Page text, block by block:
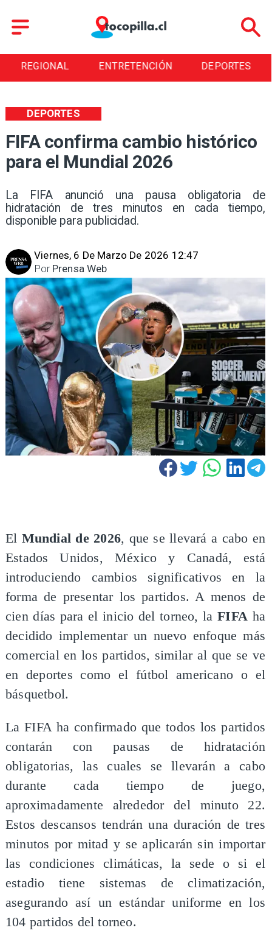
REGIONAL ENTRETENCIÓN DEPORTES
FIFA confirma cambio histórico
para el Mundial 2026
La FIFA anunció una pausa obligatoria de
hidratación de tres minutos en cada tiempo,
disponible para publicidad.
DEPORTES
Viernes, 6 De Marzo De 2026 12:47
Prensa Web
Por
El Mundial de 2026, que se llevará a cabo en
Estados Unidos, México y Canadá, está
introduciendo cambios significativos en la
forma de presentar los partidos. A menos de
cien días para el inicio del torneo, laFIFA ha
decidido implementar un nuevo enfoque más
comercial en los partidos, similar al que se ve
en deportes como el fútbol americano o el
básquetbol.
La FIFA ha confirmado que todos los partidos
contarán con pausas de hidratación
obligatorias, las cuales se llevarán a cabo
durante cada tiempo de juego,
aproximadamente alrededor del minuto 22.
Estos descansos tendrán una duración de tres
minutos por mitad y se aplicarán sin importar
las condiciones climáticas, la sede o si el
estadio tiene sistemas de climatización,
asegurando así un estándar uniforme en los
104 partidos del torneo.